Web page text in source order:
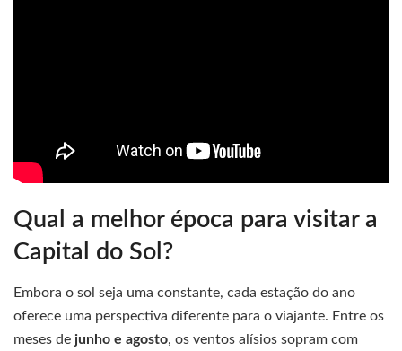
Qual a melhor época para visitar a
Capital do Sol?
Embora o sol seja uma constante, cada estação do ano
oferece uma perspectiva diferente para o viajante. Entre os
meses de junho e agosto, os ventos alísios sopram com